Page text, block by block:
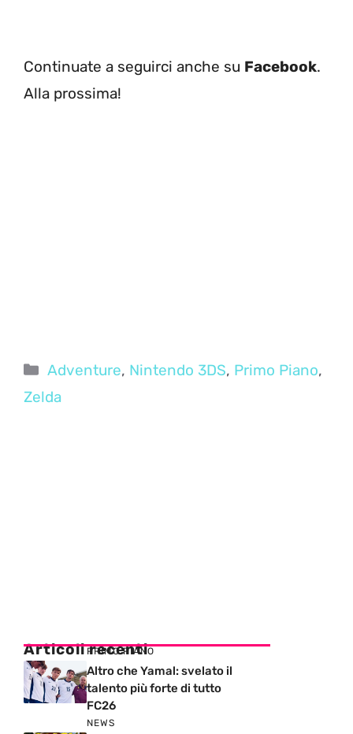
Continuate a seguirci anche su Facebook.
Alla prossima!
Categorie
Adventure, Nintendo 3DS, Primo Piano,
Zelda
Articoli recenti
PRIMO PIANO
Altro che Yamal: svelato il
talento più forte di tutto
FC26
NEWS